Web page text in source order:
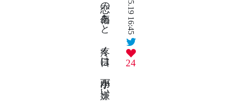
24